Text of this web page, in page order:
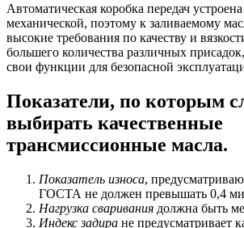
Автоматическая коробка передач
механической, поэтому к заливаемому
высокие требования по качеству и
большего количества различных
свои функции для безопасной
Показатели, по которым
выбирать качественные
трансмиссионные масла.
Показатель износа,
ГОСТА не должен превышать 0,4
Нагрузка сваривания должна быть
Индекс задира не предусматривает